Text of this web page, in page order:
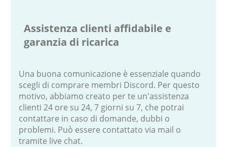
Assistenza clienti affidabile e
garanzia di ricarica
Una buona comunicazione è essenziale quando
scegli di comprare membri Discord. Per questo
motivo, abbiamo creato per te un'assistenza
clienti 24 ore su 24, 7 giorni su 7, che potrai
contattare in caso di domande, dubbi o
problemi. Può essere contattato via mail o
tramite live chat.